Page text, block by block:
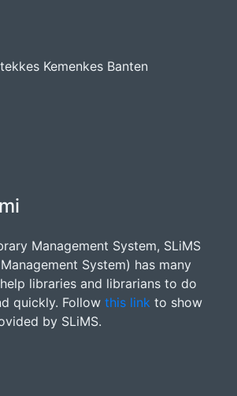
Kemenkes Banten
Management System, SLiMS
System) has many
libraries and librarians to do
quickly. Follow this link to show
by SLiMS.